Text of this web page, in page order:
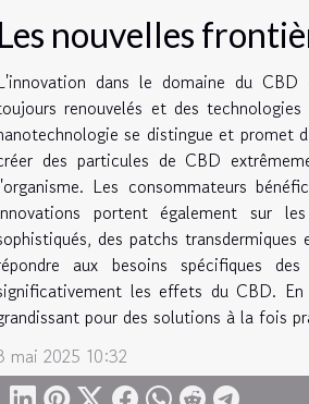
Les nouvelles
dans le domaine du
renouvelés et des
se distingue et promet
des particules de CBD
Les consommateurs
portent également sur
des patchs
aux besoins spécifiques
les effets du CBD.
pour des solutions à la fois
mai 2025 10:32